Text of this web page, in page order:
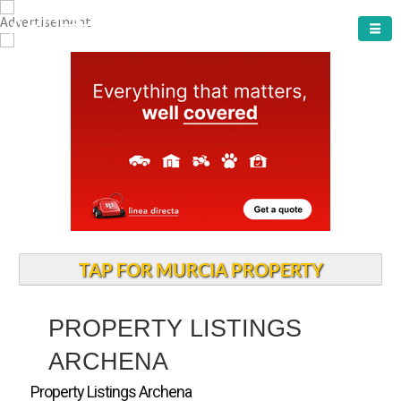
ARCHENA TOWN
TAP FOR MURCIA PROPERTY
PROPERTY LISTINGS
ARCHENA
Property Listings Archena